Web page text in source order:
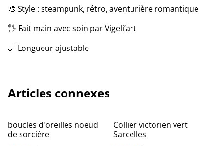
🎨 Style : steampunk, rétro, aventurière romantique
🖐️ Fait main avec soin par Vigeli’art
📏 Longueur ajustable
Articles connexes
boucles d'oreilles noeud
de sorcière
Collier victorien vert
Sarcelles